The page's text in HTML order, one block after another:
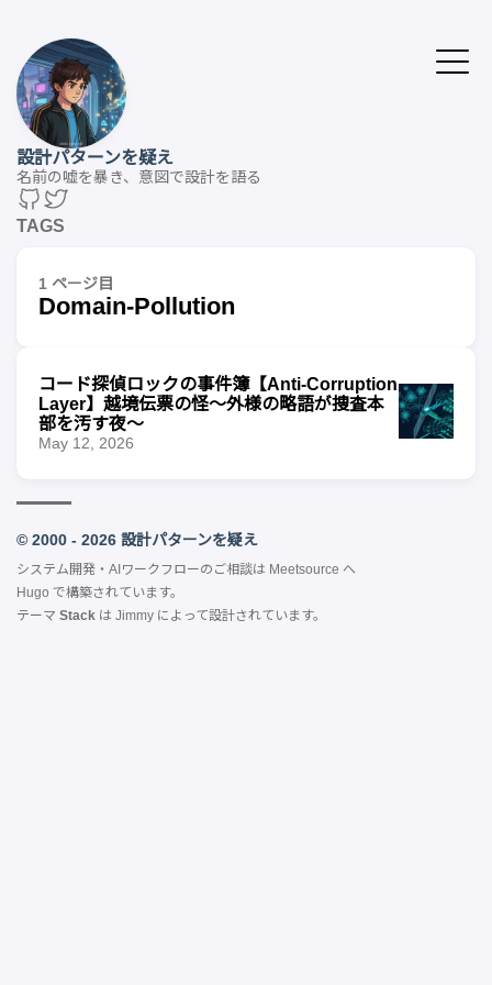
設計パターンを疑え
名前の嘘を暴き、意図で設計を語る
TAGS
1 ページ目
Domain-Pollution
コード探偵ロックの事件簿【Anti-Corruption
Layer】越境伝票の怪〜外様の略語が捜査本
部を汚す夜〜
May 12, 2026
© 2000 - 2026 設計パターンを疑え
システム開発・AIワークフローのご相談は Meetsource へ
Hugo で構築されています。
テーマ Stack は Jimmy によって設計されています。